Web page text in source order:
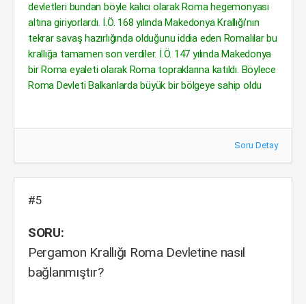
devletleri bundan böyle kalıcı olarak Roma hegemonyası
altına giriyorlardı. İ.Ö. 168 yılında Makedonya Krallığı’nın
tekrar savaş hazırlığında olduğunu iddia eden Romalılar bu
krallığa tamamen son verdiler. İ.Ö. 147 yılında Makedonya
bir Roma eyaleti olarak Roma topraklarına katıldı. Böylece
Roma Devleti Balkanlarda büyük bir bölgeye sahip oldu
Soru Detay
#5
SORU:
Pergamon Krallığı Roma Devletine nasıl
bağlanmıştır?